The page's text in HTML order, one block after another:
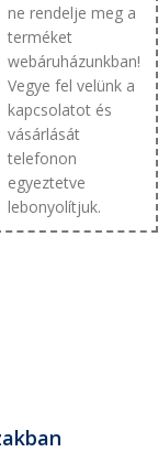
ne rendelje meg a
terméket
webáruházunkban!
Vegye fel velünk a
kapcsolatot és
vásárlását
telefonon
egyeztetve
lebonyolítjuk.